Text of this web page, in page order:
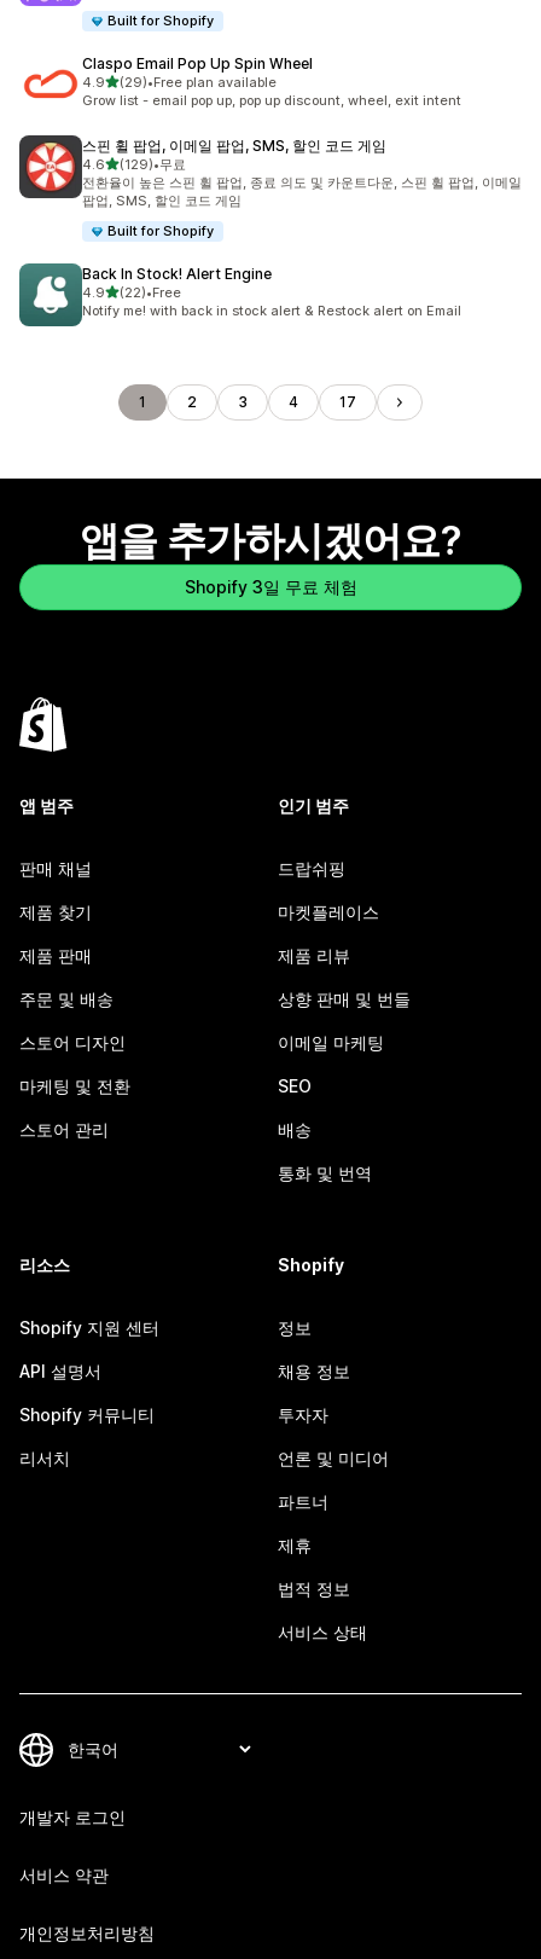
Built for Shopify
Claspo Email Pop Up Spin Wheel
4.9별 5개 중
(29)
총 리뷰 29개
•Free plan available
Grow list - email pop up, pop up discount, wheel, exit intent
스핀 휠 팝업, 이메일 팝업, SMS, 할인 코드 게임
4.6별 5개 중
(129)
총 리뷰 129개
•무료
전환율이 높은 스핀 휠 팝업, 종료 의도 및 카운트다운, 스핀 휠 팝업, 이메일
팝업, SMS, 할인 코드 게임
Built for Shopify
Back In Stock! Alert Engine
4.9별 5개 중
(22)
총 리뷰 22개
•Free
Notify me! with back in stock alert & Restock alert on Email
1 2 3 4 17
앱을 추가하시겠어요?
Shopify 3일 무료 체험
앱 범주
판매 채널
제품 찾기
제품 판매
주문 및 배송
스토어 디자인
마케팅 및 전환
스토어 관리
인기 범주
드랍쉬핑
마켓플레이스
제품 리뷰
상향 판매 및 번들
이메일 마케팅
SEO
배송
통화 및 번역
리소스
Shopify 지원 센터
API 설명서
Shopify 커뮤니티
리서치
Shopify
정보
채용 정보
투자자
언론 및 미디어
파트너
제휴
법적 정보
서비스 상태
개발자 로그인
서비스 약관
개인정보처리방침